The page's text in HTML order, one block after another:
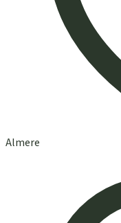
Almere